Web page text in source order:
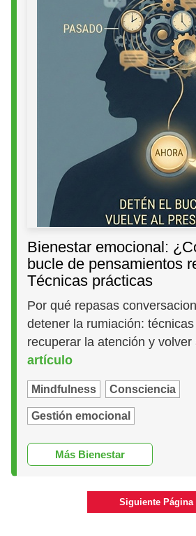
Bienestar emocional:
bucle de pensamientos
Técnicas prácticas
Por qué repasas
detener la rumiación:
recuperar la atención y volver
artículo
Mindfulness Consciencia
Gestión emocional
Más Bienestar
Siguiente Página